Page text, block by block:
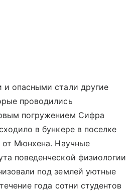
и опасными стали другие
проводились
погружением Сифра
в бункере в поселке
от Мюнхена. Научные
поведенческой физиологии
под землей уютные
года сотни студентов